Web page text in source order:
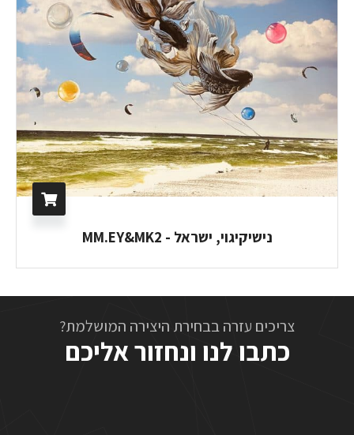
נישיקיגוי, ישראל - MM.EY&MK2
צריכים עזרה בבחירת היצירה המושלמת?
כתבו לנו ונחזור אליכם